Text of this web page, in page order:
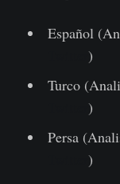
Español
)
Turco
)
Persa
)